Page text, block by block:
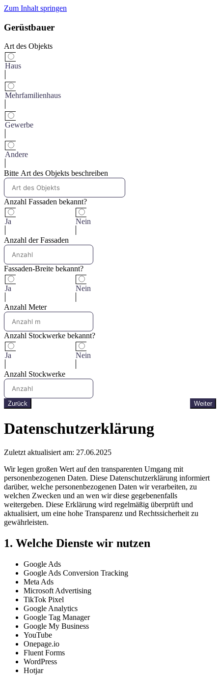
Zum Inhalt springen
Gerüstbauer
Art des Objekts
Haus
Mehrfamilienhaus
Gewerbe
Andere
Bitte Art des Objekts beschreiben
Anzahl Fassaden bekannt?
Ja Nein
Anzahl der Fassaden
Fassaden-Breite bekannt?
Ja Nein
Anzahl Meter
Anzahl Stockwerke bekannt?
Ja Nein
Anzahl Stockwerke
Zurück Weiter
Datenschutzerklärung
Zuletzt aktualisiert am: 27.06.2025
Wir legen großen Wert auf den transparenten Umgang mit
personenbezogenen Daten. Diese Datenschutzerklärung informiert
darüber, welche personenbezogenen Daten wir verarbeiten, zu
welchen Zwecken und an wen wir diese gegebenenfalls
weitergeben. Diese Erklärung wird regelmäßig überprüft und
aktualisiert, um eine hohe Transparenz und Rechtssicherheit zu
gewährleisten.
1. Welche Dienste wir nutzen
Google Ads
Google Ads Conversion Tracking
Meta Ads
Microsoft Advertising
TikTok Pixel
Google Analytics
Google Tag Manager
Google My Business
YouTube
Onepage.io
Fluent Forms
WordPress
Hotjar